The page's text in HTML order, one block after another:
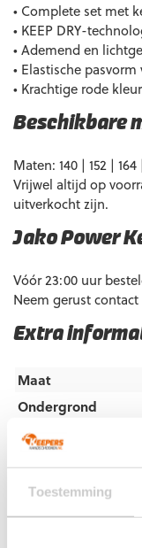
Toestemming
Extra
Maat
Ondergrond
Doelgroep
Merk
• Complete set met
• KEEP DRY-
• Ademend en
• Elastische
• Krachtige rode
Beschikbare
Maten: 140 | 152 |
Vrijwel altijd op
uitverkocht zijn.
Jako Power
Vóór 23:00 uur
Neem gerust